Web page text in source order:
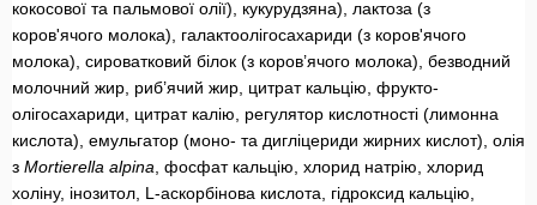
кокосової та пальмової олії), кукурудзяна), лактоза (з
коров'ячого молока), галактоолігосахариди (з коров'ячого
молока), сироватковий білок (з коров’ячого молока), безводний
молочний жир, риб’ячий жир, цитрат кальцію, фрукто-
олігосахариди, цитрат калію, регулятор кислотності (лимонна
кислота), емульгатор (моно- та дигліцериди жирних кислот), олія
з Mortierella alpina фосфат кальцію, хлорид натрію, хлорид
холіну, інозитол, L-аскорбінова кислота, гідроксид кальцію,